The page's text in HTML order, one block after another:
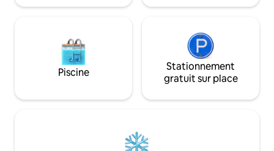
d'un an.
Piscine
Stationnement
gratuit sur place